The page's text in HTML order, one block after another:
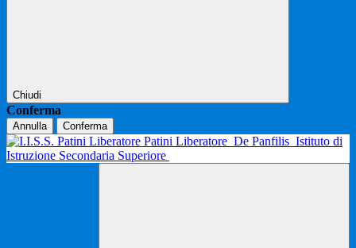
Chiudi
Conferma
Annulla Conferma
Patini Liberatore De Panfilis Istituto di
Istruzione Secondaria Superiore